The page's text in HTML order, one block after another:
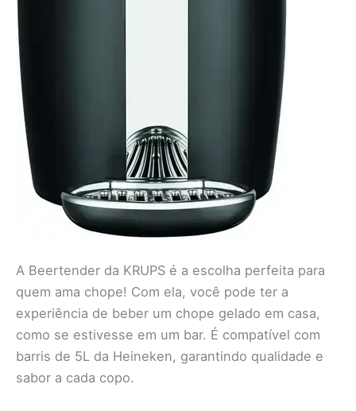
A Beertender da KRUPS é a escolha perfeita para
quem ama chope! Com ela, você pode ter a
experiência de beber um chope gelado em casa,
como se estivesse em um bar. É compatível com
barris de 5L da Heineken, garantindo qualidade e
sabor a cada copo.